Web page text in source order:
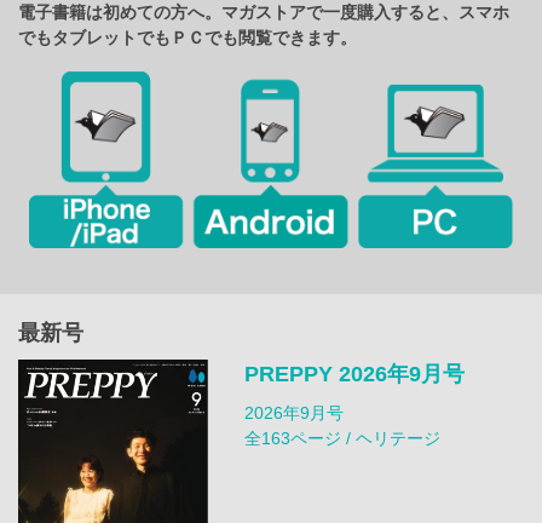
電子書籍は初めての方へ。マガストアで一度購入すると、スマホ
でもタブレットでもＰＣでも閲覧できます。
最新号
PREPPY 2026年9月号
2026年9月号
全163ページ / ヘリテージ